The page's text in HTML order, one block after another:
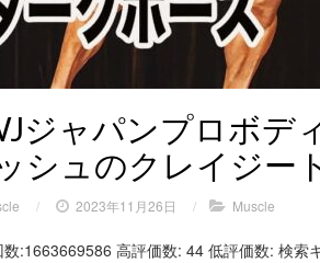
ジャパンプロボ
シュのクレイジー
/ 2023年11月26日 / Muscle
数:1663669586 高評価数: 44 低評価数: 検